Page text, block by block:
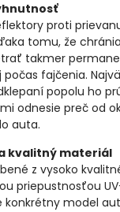
proti
tomu, že
takmer
fajčenia.
popolu ho
odnesie preč od
auta.
kvalitný materiál
z vysoko
priepustnosťou
konkrétny model